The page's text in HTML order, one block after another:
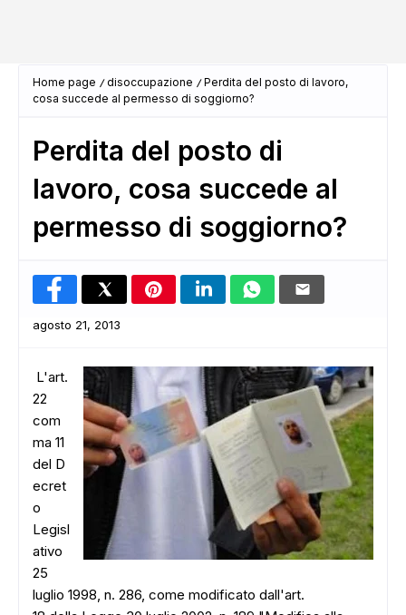
Home page disoccupazione
Perdita del posto di lavoro,
cosa succede al permesso di soggiorno?
Perdita del posto di
lavoro, cosa succede al
permesso di soggiorno?
agosto 21, 2013
L'art.
22
com
ma 11
del D
ecret
o
Legisl
ativo
25
luglio 1998, n. 286, come modificato dall'art.